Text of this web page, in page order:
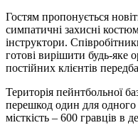
Гостям пропонується
симпатичні захисні
інструктори.
готові вирішити будь-яке
постійних клієнтів
Територія пейнтбольної
перешкод один для
місткість – 600 гравців в